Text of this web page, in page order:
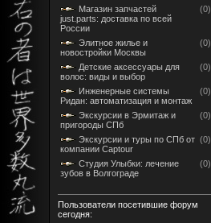
Магазин запчастей
just.parts: доставка по всей
России
(0)
Элитное жилье и
новостройки Москвы
(0)
Детские аксессуары для
волос: виды и выбор
(0)
Инженерные системы
Ридан: автоматизация и монтаж
(0)
Экскурсии в Эрмитаж и
пригороды СПб
(0)
Экскурсии и туры по СПб от
компании Captour
(0)
Студия Улыбки: лечение
зубов в Волгограде
(0)
Пользователи посетившие форум
сегодня: